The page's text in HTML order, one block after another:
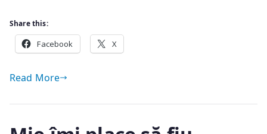
Share this:
Facebook X
Read More